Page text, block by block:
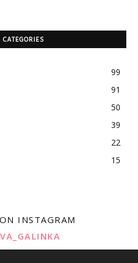
99
91
50
39
22
15
INSTAGRAM